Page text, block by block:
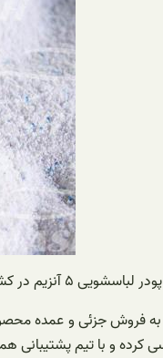
های خارجی بسیار بهتر بوده و رضایت بخش تر است.
به فروش جزئی و عمده
و با تیم پشتیبانی